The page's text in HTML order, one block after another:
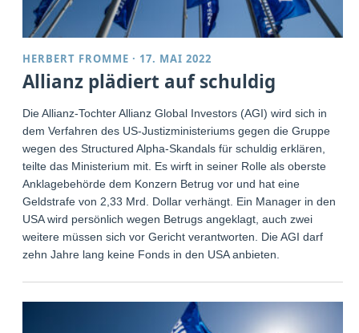
HERBERT FROMME · 17. MAI 2022
Allianz plädiert auf schuldig
Die Allianz-Tochter Allianz Global Investors (AGI) wird sich in
dem Verfahren des US-Justizministeriums gegen die Gruppe
wegen des Structured Alpha-Skandals für schuldig erklären,
teilte das Ministerium mit. Es wirft in seiner Rolle als oberste
Anklagebehörde dem Konzern Betrug vor und hat eine
Geldstrafe von 2,33 Mrd. Dollar verhängt. Ein Manager in den
USA wird persönlich wegen Betrugs angeklagt, auch zwei
weitere müssen sich vor Gericht verantworten. Die AGI darf
zehn Jahre lang keine Fonds in den USA anbieten.